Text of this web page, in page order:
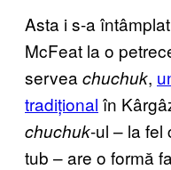
Asta i s-a
McFeat la o
servea chuchuk,
tradițional în
chuchuk-ul – la fel
tub – are o formă